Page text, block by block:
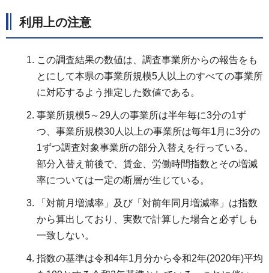
利用上の注意
この調査結果の数値は、調査事業所からの報告をも
とにして本県の事業所規模5人以上のすべての事業所
に対応するよう推定した数値である。
事業所規模5～29人の事業所は半年毎に3分の1ず
つ、事業所規模30人以上の事業所は毎年1月に3分の
1ずつ調査対象事業所の部分入替えを行っている。
部分入替え前後で、賃金、労働時間指数とその増減
率については一定の断層が生じている。
「対前月増減率」及び「対前年同月増減率」は指数
から算出しており、実数で計算した場合と必ずしも
一致しない。
指数の基準は令和4年1月分から令和2年(2020年)平均